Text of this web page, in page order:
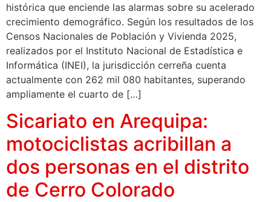
histórica que enciende las alarmas sobre su acelerado
crecimiento demográfico. Según los resultados de los
Censos Nacionales de Población y Vivienda 2025,
realizados por el Instituto Nacional de Estadística e
Informática (INEI), la jurisdicción cerreña cuenta
actualmente con 262 mil 080 habitantes, superando
ampliamente el cuarto de […]
Sicariato en Arequipa:
motociclistas acribillan a
dos personas en el distrito
de Cerro Colorado